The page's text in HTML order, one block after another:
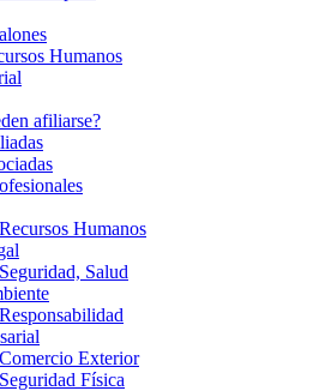
Humanos
afiliarse?
Humanos
Salud
Exterior
Física